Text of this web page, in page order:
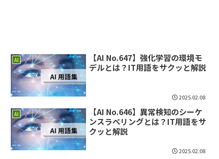
AI
【AI No.647】強化学習の環境モ
デルとは？IT用語をサクッと解説
2025.02.08
AI
【AI No.646】異常検知のシーケ
ンスラベリングとは？IT用語をサ
クッと解説
2025.02.08